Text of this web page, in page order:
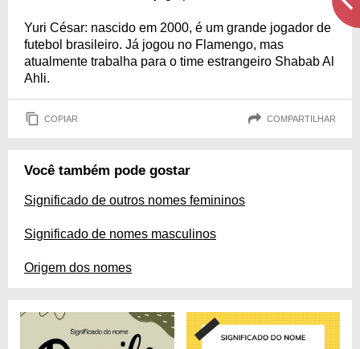
Yuri César: nascido em 2000, é um grande jogador de
futebol brasileiro. Já jogou no Flamengo, mas
atualmente trabalha para o time estrangeiro Shabab Al
Ahli.
COPIAR COMPARTILHAR
Você também pode gostar
Significado de outros nomes femininos
Significado de nomes masculinos
Origem dos nomes